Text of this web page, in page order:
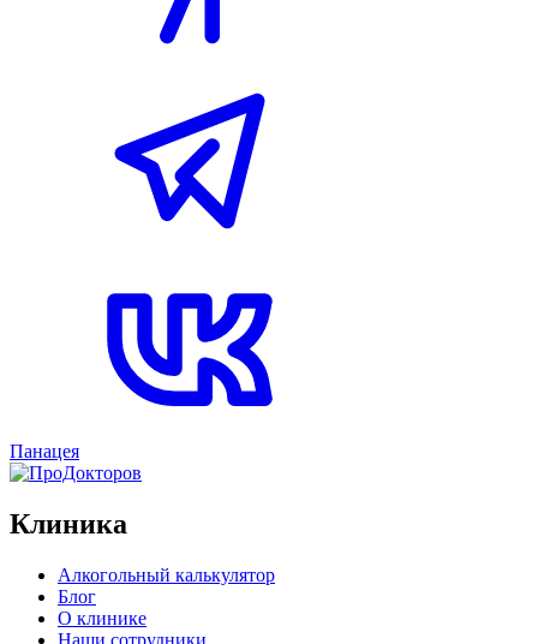
Панацея
Клиника
Алкогольный калькулятор
Блог
О клинике
Наши сотрудники